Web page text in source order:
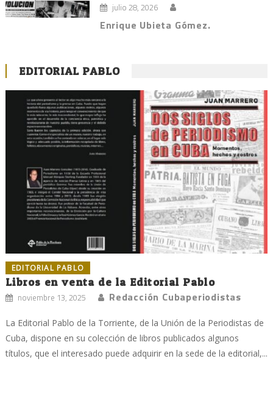
julio 28, 2026
Enrique Ubieta Gómez.
EDITORIAL PABLO
EDITORIAL PABLO
Libros en venta de la Editorial Pablo
noviembre 13, 2025 Redacción Cubaperiodistas
La Editorial Pablo de la Torriente, de la Unión de la Periodistas de
Cuba, dispone en su colección de libros publicados algunos
títulos, que el interesado puede adquirir en la sede de la editorial,...